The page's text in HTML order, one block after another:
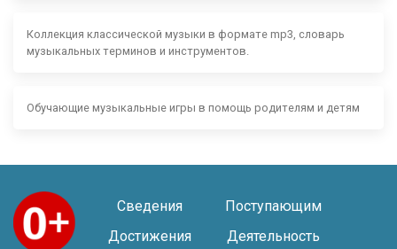
Коллекция классической музыки в формате mp3, словарь
музыкальных терминов и инструментов.
Обучающие музыкальные игры в помощь родителям и детям
Сведения
Поступающим
Достижения
Деятельность